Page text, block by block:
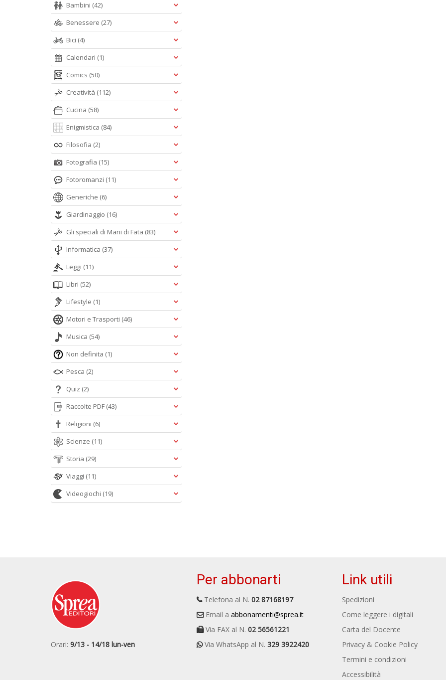
Bambini (42)
Benessere (27)
Bici (4)
Calendari (1)
Comics (50)
Creatività (112)
Cucina (58)
Enigmistica (84)
Filosofia (2)
Fotografia (15)
Fotoromanzi (11)
Generiche (6)
Giardinaggio (16)
Gli speciali di Mani di Fata (83)
Informatica (37)
Leggi (11)
Libri (52)
Lifestyle (1)
Motori e Trasporti (46)
Musica (54)
Non definita (1)
Pesca (2)
Quiz (2)
Raccolte PDF (43)
Religioni (6)
Scienze (11)
Storia (29)
Viaggi (11)
Videogiochi (19)
Orari: 9/13 - 14/18 lun-ven
Per abbonarti
Telefona al N. 02 87168197
Email a abbonamenti@sprea.it
Via FAX al N. 02 56561221
Via WhatsApp al N. 329 3922420
Link utili
Spedizioni
Come leggere i digitali
Carta del Docente
Privacy & Cookie Policy
Termini e condizioni
Accessibilità